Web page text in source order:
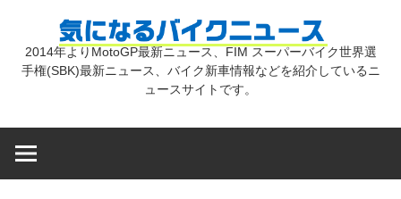
気
2014年よりMotoGP最新ニュース、FIM スーパーバイク世界選
手権(SBK)最新ニュース、バイク新車情報などを紹介しているニ
ュースサイトです。